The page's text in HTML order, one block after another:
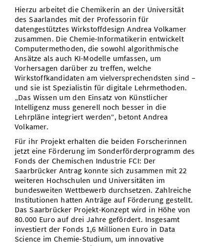
Hierzu arbeitet die Chemikerin an der Universität
des Saarlandes mit der Professorin für
datengestütztes Wirkstoffdesign Andrea Volkamer
zusammen. Die Chemie-Informatikerin entwickelt
Computermethoden, die sowohl algorithmische
Ansätze als auch KI-Modelle umfassen, um
Vorhersagen darüber zu treffen, welche
Wirkstoffkandidaten am vielversprechendsten sind –
und sie ist Spezialistin für digitale Lehrmethoden.
„Das Wissen um den Einsatz von Künstlicher
Intelligenz muss generell noch besser in die
Lehrpläne integriert werden“, betont Andrea
Volkamer.
Für ihr Projekt erhalten die beiden Forscherinnen
jetzt eine Förderung im Sonderförderprogramm des
Fonds der Chemischen Industrie FCI: Der
Saarbrücker Antrag konnte sich zusammen mit 22
weiteren Hochschulen und Universitäten im
bundesweiten Wettbewerb durchsetzen. Zahlreiche
Institutionen hatten Anträge auf Förderung gestellt.
Das Saarbrücker Projekt-Konzept wird in Höhe von
80.000 Euro auf drei Jahre gefördert. Insgesamt
investiert der Fonds 1,6 Millionen Euro in Data
Science im Chemie-Studium, um innovative